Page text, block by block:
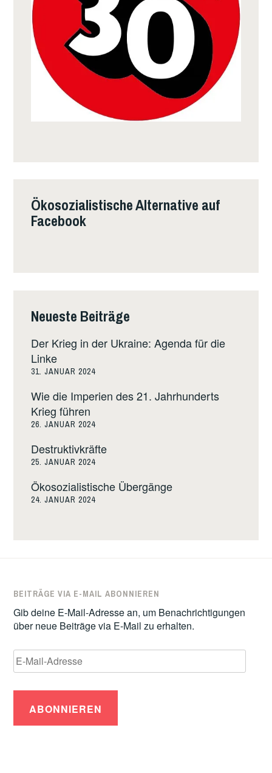
Ökosozialistische Alternative auf
Facebook
Neueste Beiträge
Der Krieg in der Ukraine: Agenda für die
Linke
31. JANUAR 2024
Wie die Imperien des 21. Jahrhunderts
Krieg führen
26. JANUAR 2024
Destruktivkräfte
25. JANUAR 2024
Ökosozialistische Übergänge
24. JANUAR 2024
BEITRÄGE VIA E-MAIL ABONNIEREN
Gib deine E-Mail-Adresse an, um Benachrichtigungen
über neue Beiträge via E-Mail zu erhalten.
E-
Mail-